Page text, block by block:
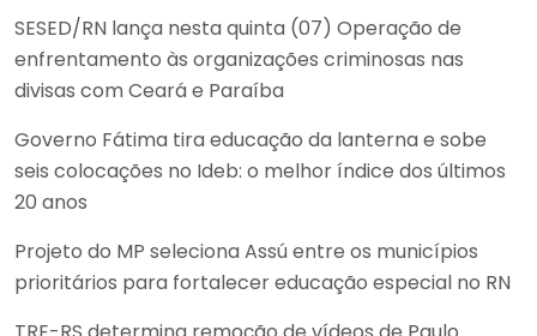
SESED/RN lança nesta quinta (07) Operação de
enfrentamento às organizações criminosas nas
divisas com Ceará e Paraíba
Governo Fátima tira educação da lanterna e sobe
seis colocações no Ideb: o melhor índice dos últimos
20 anos
Projeto do MP seleciona Assú entre os municípios
prioritários para fortalecer educação especial no RN